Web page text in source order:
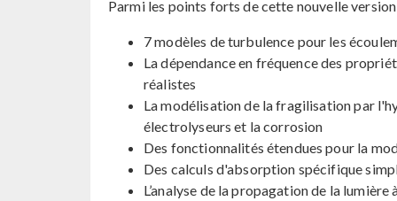
Parmi les points forts de cette nouvelle
7 modèles de turbulence pour les
La dépendance en fréquence des
réalistes
La modélisation de la fragilisation par
électrolyseurs et la corrosion
Des fonctionnalités étendues pour la
Des calculs d'absorption spécifique
L’analyse de la propagation de la